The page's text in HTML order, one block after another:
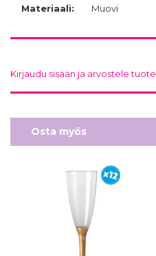
Materiaali:
Muovi
Kirjaudu sisään ja arvostele tuote.
Osta myös